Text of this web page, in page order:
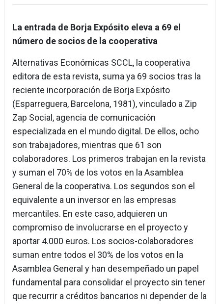
La entrada de Borja Expósito eleva a 69 el
número de socios de la cooperativa
Alternativas Económicas SCCL, la cooperativa
editora de esta revista, suma ya 69 socios tras la
reciente incorporación de Borja Expósito
(Esparreguera, Barcelona, 1981), vinculado a Zip
Zap Social, agencia de comunicación
especializada en el mundo digital. De ellos, ocho
son trabajadores, mientras que 61 son
colaboradores. Los primeros trabajan en la revista
y suman el 70% de los votos en la Asamblea
General de la cooperativa. Los segundos son el
equivalente a un inversor en las empresas
mercantiles. En este caso, adquieren un
compromiso de involucrarse en el proyecto y
aportar 4.000 euros. Los socios-colaboradores
suman entre todos el 30% de los votos en la
Asamblea General y han desempeñado un papel
fundamental para consolidar el proyecto sin tener
que recurrir a créditos bancarios ni depender de la